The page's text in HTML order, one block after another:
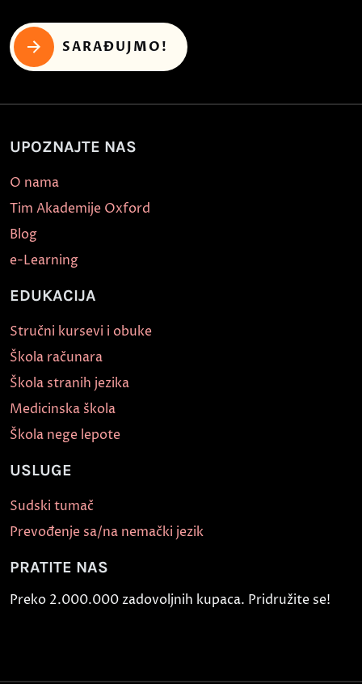
SARAĐUJMO!
UPOZNAJTE NAS
O nama
Tim Akademije Oxford
Blog
e-Learning
EDUKACIJA
Stručni kursevi i obuke
Škola računara
Škola stranih jezika
Medicinska škola
Škola nege lepote
USLUGE
Sudski tumač
Prevođenje sa/na nemački jezik
PRATITE NAS
Preko 2.000.000 zadovoljnih kupaca. Pridružite se!